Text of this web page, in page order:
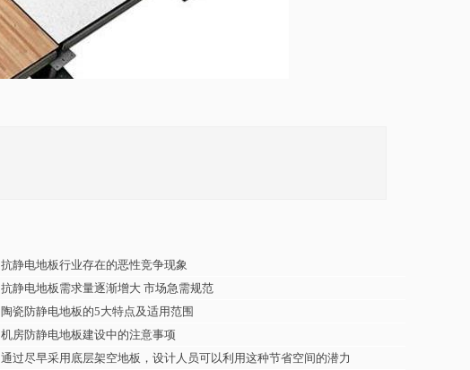
抗静电地板行业存在的恶性竞争现象
抗静电地板需求量逐渐增大 市场急需规范
陶瓷防静电地板的5大特点及适用范围
机房防静电地板建设中的注意事项
通过尽早采用底层架空地板，设计人员可以利用这种节省空间的潜力